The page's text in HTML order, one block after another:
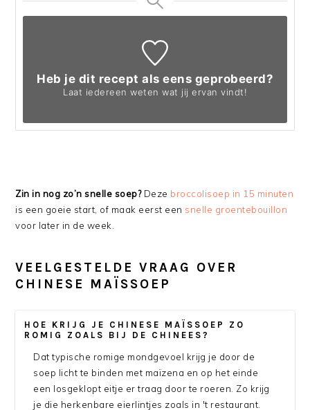
Heb je dit recept als eens geprobeerd?
Laat iedereen weten wat jij ervan vindt!
Zin in nog zo’n snelle soep?Deze broccolisoep in 15 minuten
is een goeie start, of maak eerst een snelle groentebouillon
voor later in de week.
VEELGESTELDE VRAAG OVER
CHINESE MAÏSSOEP
HOE KRIJG JE CHINESE MAÏSSOEP ZO
ROMIG ZOALS BIJ DE CHINEES?
Dat typische romige mondgevoel krijg je door de
soep licht te binden met maïzena en op het einde
een losgeklopt eitje er traag door te roeren. Zo krijg
je die herkenbare eierlintjes zoals in 't restaurant.